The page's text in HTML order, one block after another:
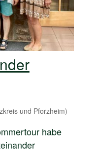
und Pforzheim)
habe